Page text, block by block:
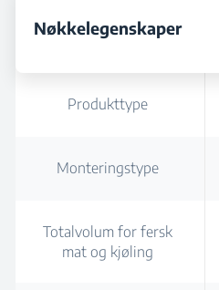
Nøkkelegenskaper
Produkttype
Monteringstype
Totalvolum for fersk
mat og kjøling